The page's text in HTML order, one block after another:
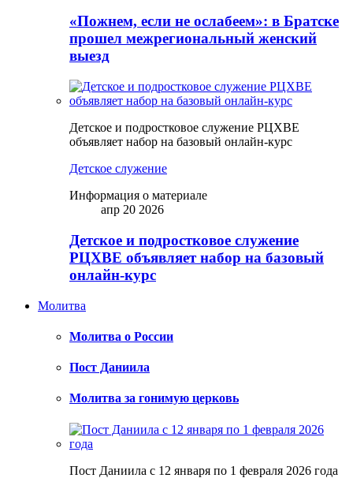
«Пожнем, если не ослабеем»: в Братске
прошел межрегиональный женский
выезд
Детское и подростковое служение РЦХВЕ
объявляет набор на базовый онлайн-курс
Детское служение
Информация о материале
апр 20 2026
Детское и подростковое служение
РЦХВЕ объявляет набор на базовый
онлайн-курс
Молитва
Молитва о России
Пост Даниила
Молитва за гонимую церковь
Пост Даниила с 12 января по 1 февраля 2026 года